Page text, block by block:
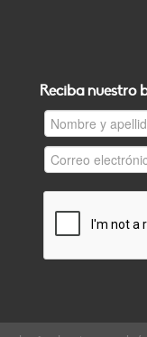
Reciba nuestro